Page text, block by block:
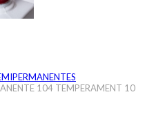
104 TEMPERAMENT 10